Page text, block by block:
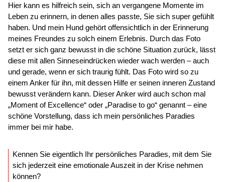
Hier kann es hilfreich sein, sich an vergangene Momente im
Leben zu erinnern, in denen alles passte, Sie sich super gefühlt
haben. Und mein Hund gehört offensichtlich in der Erinnerung
meines Freundes zu solch einem Erlebnis. Durch das Foto
setzt er sich ganz bewusst in die schöne Situation zurück, lässt
diese mit allen Sinneseindrücken wieder wach werden – auch
und gerade, wenn er sich traurig fühlt. Das Foto wird so zu
einem Anker für ihn, mit dessen Hilfe er seinen inneren Zustand
bewusst verändern kann. Dieser Anker wird auch schon mal
„Moment of Excellence“ oder „Paradise to go“ genannt – eine
schöne Vorstellung, dass ich mein persönliches Paradies
immer bei mir habe.
Kennen Sie eigentlich Ihr persönliches Paradies, mit dem Sie
sich jederzeit eine emotionale Auszeit in der Krise nehmen
können?